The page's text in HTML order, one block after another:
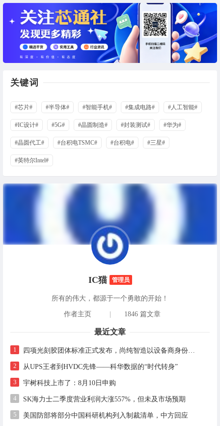
关键词
#芯片# #半导体# #智能手机# #集成电路# #人工智能#
#IC设计# #5G# #晶圆制造# #封装测试# #华为#
#晶圆代工# #台积电TSMC# #台积电# #三星#
#英特尔Intel#
IC猫 管理员
所有的伟大，都源于一个勇敢的开始！
作者主页 | 1846 篇文章
最近文章
1
2 从UPS王者到HVDC先锋——科华数据的“时代转身”
3 宇树科技上市了：8月10日申购
4 SK海力士二季度营业利润大涨557%，但未及市场预期
5 美国防部将部分中国科研机构列入制裁清单，中方回应